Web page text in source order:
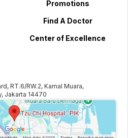
Promotions
Find A Doctor
Center of Excellence
RT.6/RW.2, Kamal Muara,
Jakarta 14470